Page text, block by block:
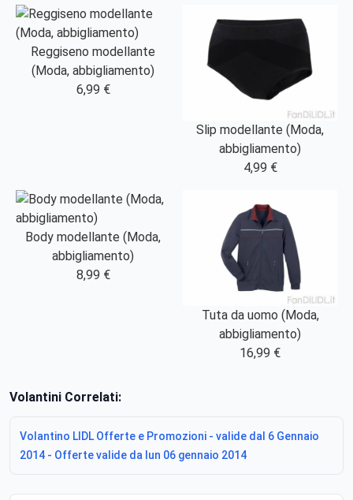
Reggiseno modellante
(Moda, abbigliamento)
6,99 €
Slip modellante (Moda,
abbigliamento)
4,99 €
Body modellante (Moda,
abbigliamento)
8,99 €
Tuta da uomo (Moda,
abbigliamento)
16,99 €
Volantini Correlati:
Volantino LIDL Offerte e Promozioni - valide dal 6 Gennaio
2014 - Offerte valide da lun 06 gennaio 2014